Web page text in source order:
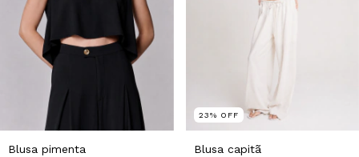
Blusa pimenta
23% OFF
Blusa capitã